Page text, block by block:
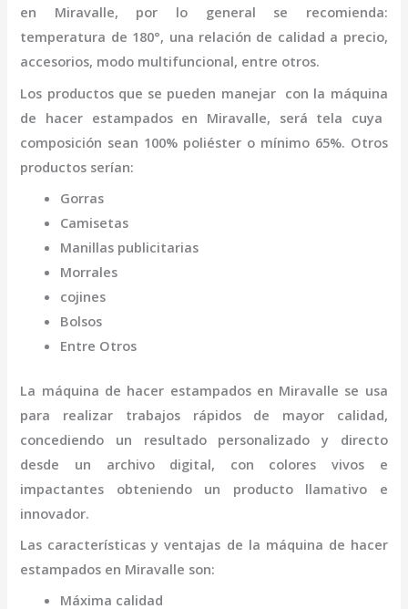
en Miravalle, por lo general se recomienda:
temperatura de 180°, una relación de calidad a precio,
accesorios, modo multifuncional, entre otros.
Los productos que se pueden manejar con la máquina
de hacer estampados en Miravalle, será tela cuya
composición sean 100% poliéster o mínimo 65%. Otros
productos serían:
Gorras
Camisetas
Manillas publicitarias
Morrales
cojines
Bolsos
Entre Otros
La máquina de hacer estampados en Miravalle se usa
para realizar trabajos rápidos de mayor calidad,
concediendo un resultado personalizado y directo
desde un archivo digital, con colores vivos e
impactantes obteniendo un producto llamativo e
innovador.
Las características y ventajas de la máquina de hacer
estampados en Miravalle son:
Máxima calidad